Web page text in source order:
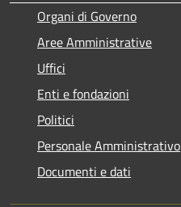
Organi di Governo
Aree Amministrative
Uffici
Enti e fondazioni
Politici
Personale Amministrativo
Documenti e dati